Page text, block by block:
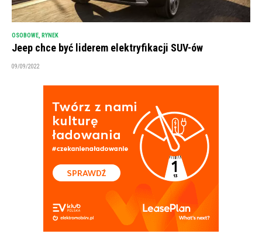
OSOBOWE, RYNEK
Jeep chce być liderem elektryfikacji SUV-ów
09/09/2022